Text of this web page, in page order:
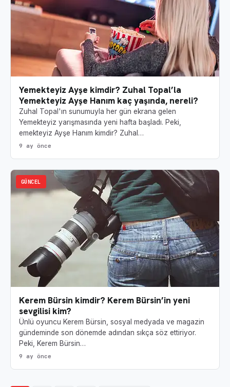
Yemekteyiz Ayşe kimdir? Zuhal Topal’la
Yemekteyiz Ayşe Hanım kaç yaşında, nereli?
Zuhal Topal'ın sunumuyla her gün ekrana gelen
Yemekteyiz yarışmasında yeni hafta başladı. Peki,
emekteyiz Ayşe Hanım kimdir? Zuhal…
9 ay önce
GÜNCEL
Kerem Bürsin kimdir? Kerem Bürsin’in yeni
sevgilisi kim?
Ünlü oyuncu Kerem Bürsin, sosyal medyada ve magazin
gündeminde son dönemde adından sıkça söz ettiriyor.
Peki, Kerem Bürsin…
9 ay önce